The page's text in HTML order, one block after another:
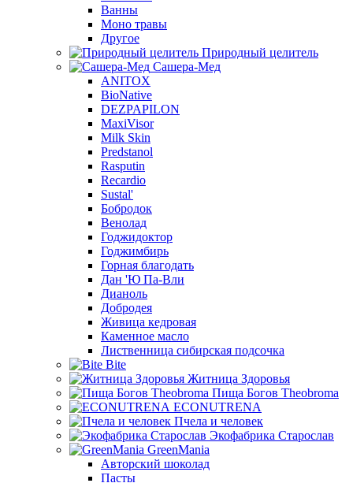
Ванны
Моно травы
Другое
Природный целитель
Сашера-Мед
ANITOX
BioNative
DEZPAPILON
MaxiVisor
Milk Skin
Predstanol
Rasputin
Recardio
Sustal'
Бобродок
Венолад
Годжидоктор
Годжимбирь
Горная благодать
Дан 'Ю Па-Вли
Дианоль
Добродея
Живица кедровая
Каменное масло
Лиственница сибирская подсочка
Bite
Житница Здоровья
Пища Богов Theobroma
ECONUTRENA
Пчела и человек
Экофабрика Старослав
GreenMania
Авторский шоколад
Пасты